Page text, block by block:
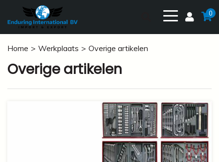
0
Home Werkplaats Overige artikelen
Overige artikelen